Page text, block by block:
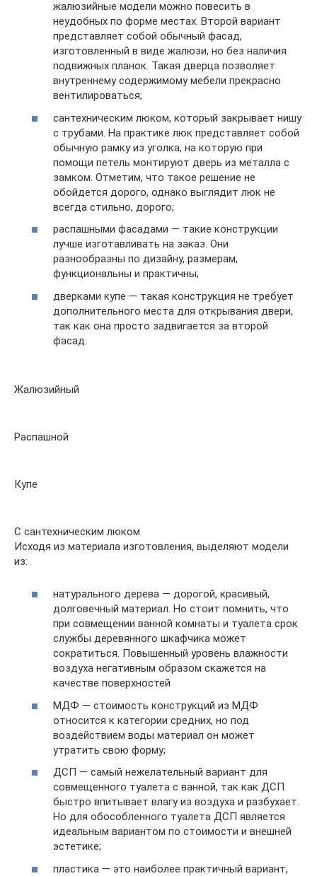
жалюзийные модели можно повесить в
неудобных по форме местах. Второй вариант
представляет собой обычный фасад,
изготовленный в виде жалюзи, но без наличия
подвижных планок. Такая дверца позволяет
внутреннему содержимому мебели прекрасно
вентилироваться;
сантехническим люком, который закрывает нишу
с трубами. На практике люк представляет собой
обычную рамку из уголка, на которую при
помощи петель монтируют дверь из металла с
замком. Отметим, что такое решение не
обойдется дорого, однако выглядит люк не
всегда стильно, дорого;
распашными фасадами — такие конструкции
лучше изготавливать на заказ. Они
разнообразны по дизайну, размерам,
функциональны и практичны;
дверками купе — такая конструкция не требует
дополнительного места для открывания двери,
так как она просто задвигается за второй
фасад.
Жалюзийный
Распашной
Купе
С сантехническим люком
Исходя из материала изготовления, выделяют модели
из:
натурального дерева — дорогой, красивый,
долговечный материал. Но стоит помнить, что
при совмещении ванной комнаты и туалета срок
службы деревянного шкафчика может
сократиться. Повышенный уровень влажности
воздуха негативным образом скажется на
качестве поверхностей
МДФ — стоимость конструкций из МДФ
относится к категории средних, но под
воздействием воды материал он может
утратить свою форму;
ДСП — самый нежелательный вариант для
совмещенного туалета с ванной, так как ДСП
быстро впитывает влагу из воздуха и разбухает.
Но для обособленного туалета ДСП является
идеальным вариантом по стоимости и внешней
эстетике;
пластика — это наиболее практичный вариант,